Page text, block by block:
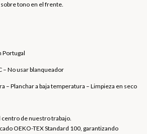
tono en el frente.
Portugal
– No usar blanqueador
– Planchar a baja temperatura – Limpieza en seco
centro de nuestro trabajo.
OEKO-TEX Standard 100, garantizando